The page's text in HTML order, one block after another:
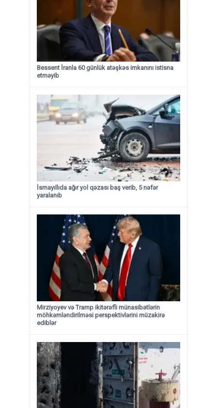
Bessent İranla 60 günlük atəşkəs imkanını istisna
etməyib
İsmayıllıda ağır yol qəzası baş verib, 5 nəfər
yaralanıb
Mirziyoyev və Tramp ikitərəfli münasibətlərin
möhkəmləndirilməsi perspektivlərini müzakirə
ediblər